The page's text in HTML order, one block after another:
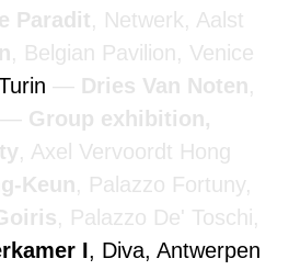
Paradit, Netwerk, Aalst
, Belgian Pavilion, Venice
Dries Van Noten,
Group exhibition,
, Axel Vervoordt Hong
Keun, Palazzo Fortuny,
, Palazzo De' Toschi,
I, Diva, Antwerpen